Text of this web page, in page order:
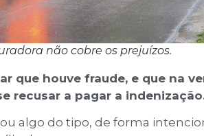
não cobre os prejuízos.
que houve fraude, e que na
recusar a pagar a
algo do tipo, de forma